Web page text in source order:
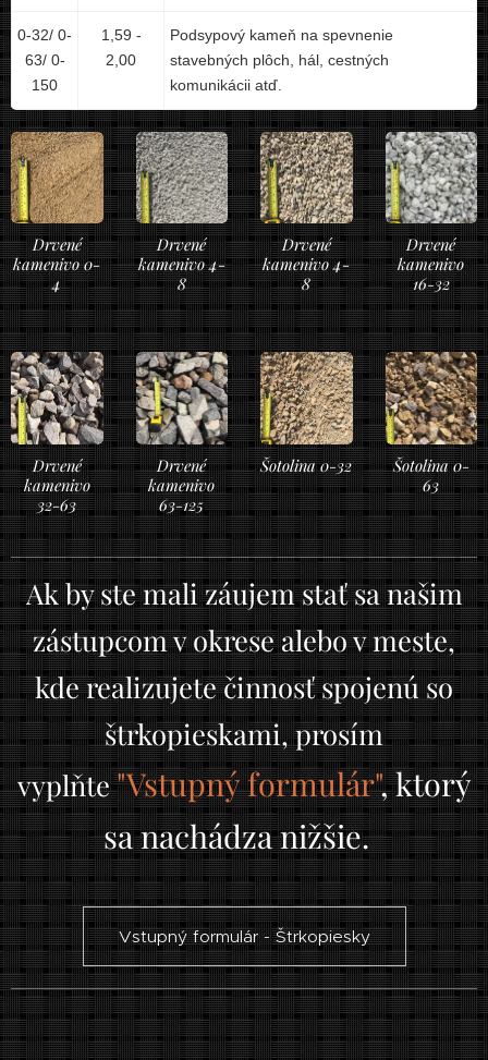
0-32/ 0-
63/ 0-
150
1,59 -
2,00
Podsypový kameň na spevnenie
stavebných plôch, hál, cestných
komunikácii atď.
Drvené
kamenivo 0-
4
Drvené
kamenivo 4-
8
Drvené
kamenivo 4-
8
Drvené
kamenivo
16-32
Drvené
kamenivo
32-63
Drvené
kamenivo
63-125
Šotolina 0-32
Šotolina 0-
63
Ak by ste mali záujem stať sa našim
zástupcom v okrese alebo v meste,
kde realizujete činnosť spojenú so
štrkopieskami, prosím
vyplňte"Vstupný formulár",ktorý
sa nachádza nižšie.
Vstupný formulár - Štrkopiesky